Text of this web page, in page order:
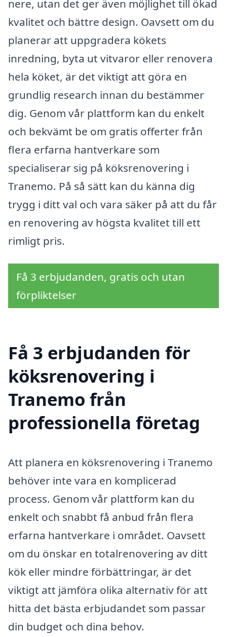
nere, utan det ger även möjlighet till ökad
kvalitet och bättre design. Oavsett om du
planerar att uppgradera kökets
inredning, byta ut vitvaror eller renovera
hela köket, är det viktigt att göra en
grundlig research innan du bestämmer
dig. Genom vår plattform kan du enkelt
och bekvämt be om gratis offerter från
flera erfarna hantverkare som
specialiserar sig på köksrenovering i
Tranemo. På så sätt kan du känna dig
trygg i ditt val och vara säker på att du får
en renovering av högsta kvalitet till ett
rimligt pris.
Få 3 erbjudanden, gratis och utan
förpliktelser
Få 3 erbjudanden för
köksrenovering i
Tranemo från
professionella företag
Att planera en köksrenovering i Tranemo
behöver inte vara en komplicerad
process. Genom vår plattform kan du
enkelt och snabbt få anbud från flera
erfarna hantverkare i området. Oavsett
om du önskar en totalrenovering av ditt
kök eller mindre förbättringar, är det
viktigt att jämföra olika alternativ för att
hitta det bästa erbjudandet som passar
din budget och dina behov.